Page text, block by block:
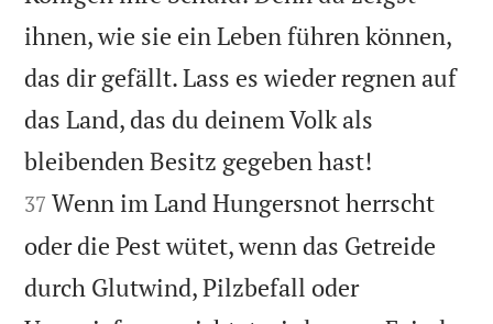
ihnen, wie sie ein Leben führen können,
das dir gefällt. Lass es wieder regnen auf
das Land, das du deinem Volk als
bleibenden Besitz gegeben hast!
37 Wenn im Land Hungersnot herrscht
oder die Pest wütet, wenn das Getreide
durch Glutwind, Pilzbefall oder